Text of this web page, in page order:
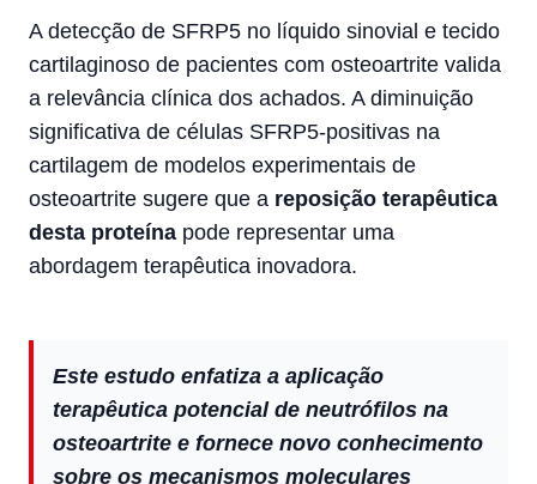
A detecção de SFRP5 no líquido sinovial e tecido
cartilaginoso de pacientes com osteoartrite valida
a relevância clínica dos achados. A diminuição
significativa de células SFRP5-positivas na
cartilagem de modelos experimentais de
osteoartrite sugere que a reposição terapêutica
desta proteína pode representar uma
abordagem terapêutica inovadora.
Este estudo enfatiza a aplicação
terapêutica potencial de neutrófilos na
osteoartrite e fornece novo conhecimento
sobre os mecanismos moleculares